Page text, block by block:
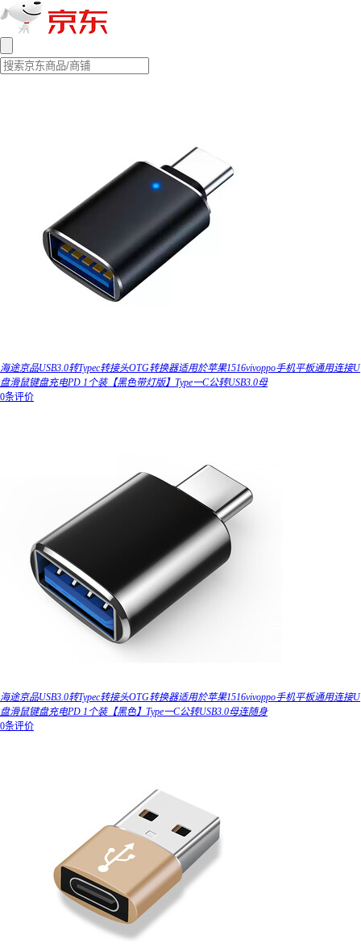
海途京品USB3.0转Typec转接头OTG转换器适用於苹果1516vivoppo手机平板通用连接U
盘滑鼠键盘充电PD 1个装【黑色带灯版】Type一C公转USB3.0母
0条评价
海途京品USB3.0转Typec转接头OTG转换器适用於苹果1516vivoppo手机平板通用连接U
盘滑鼠键盘充电PD 1个装【黑色】Type一C公转USB3.0母连随身
0条评价